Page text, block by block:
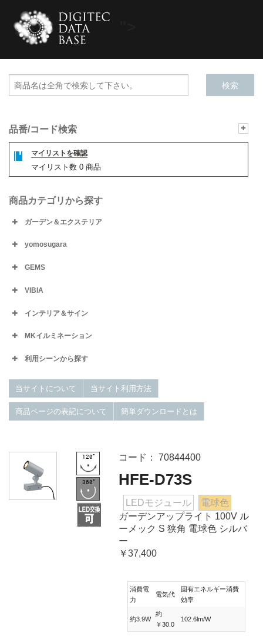
品番/コード検索
マイリストを確認
マイリスト数 0 商品
商品カテゴリから探す
ガーデン＆エクステリア
yomosugara
GEMS
VIBIA
インテリア＆サイン
MKイルミネーション
利用シーンから探す
当サイトについて 当サイト利用方法
商品ページの表記について 簡単ダウンロードとは
コード： 70844400
HFE-D73S
LEDモジュール
電球色
ガーデンアップライト 100V ル
ーメック S 狭角 電球色 シルバ
ー
￥37,400
消費電
力
電気代
固有エネルギー消費
効率
約3.9W
約
￥30.0
102.6lm/W